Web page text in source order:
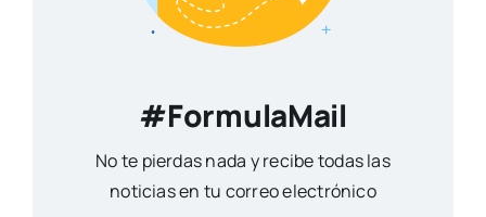
#FormulaMail
No te pierdas nada y recibe todas las
noticias en tu correo electrónico